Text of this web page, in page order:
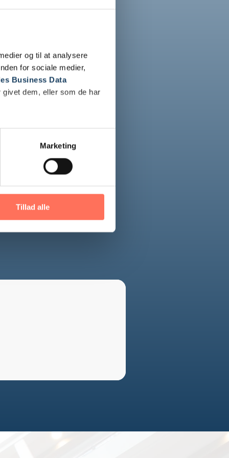
og til at analysere
for sociale medier,
Business Data
dem, eller som de har
Marketing
Tillad alle